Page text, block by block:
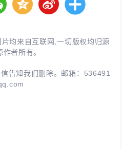
均来自互联网,一切版权均归源
作者所有。
告知我们删除。邮箱： 536491